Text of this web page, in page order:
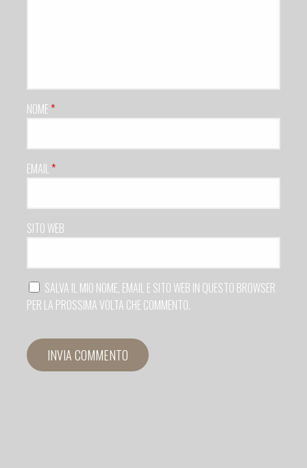
NOME *
EMAIL*
SITO WEB
SALVA IL MIO NOME, EMAIL E SITO WEB IN QUESTO BROWSER
PER LA PROSSIMA VOLTA CHE COMMENTO.